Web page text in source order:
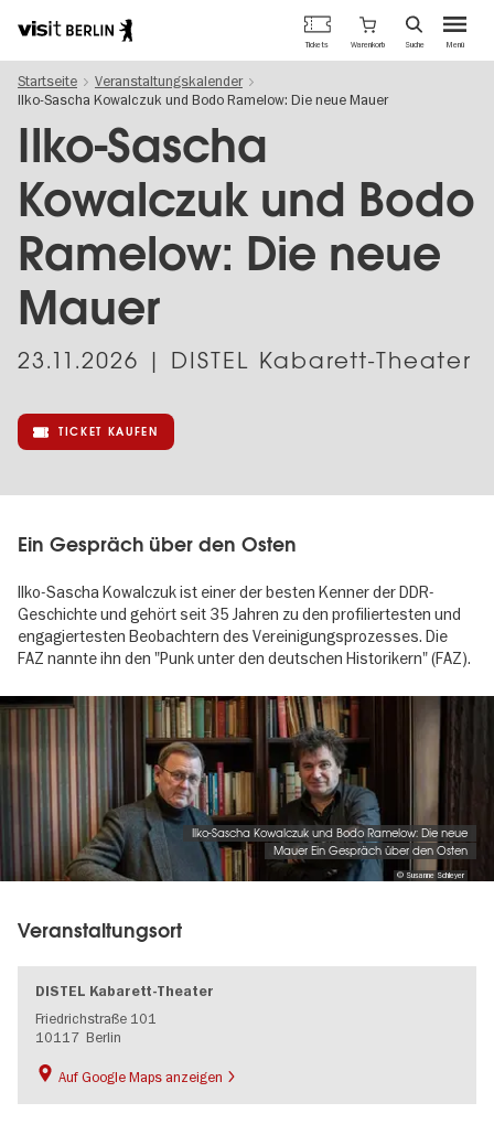
zum
Inhalt
Berlins
offizielles
Tourismusportal
Menü
Tickets Warenkorb Suche
Startseite
Veranstaltungskalender
Ilko-Sascha Kowalczuk und Bodo Ramelow: Die neue Mauer
Ilko-Sascha
Kowalczuk und Bodo
Ramelow: Die neue
Mauer
23.11.2026 | DISTEL Kabarett-Theater
TICKET KAUFEN
Ein Gespräch über den Osten
Ilko-Sascha Kowalczuk ist einer der besten Kenner der DDR-
Geschichte und gehört seit 35 Jahren zu den profiliertesten und
engagiertesten Beobachtern des Vereinigungsprozesses. Die
FAZ nannte ihn den "Punk unter den deutschen Historikern" (FAZ).
Image
© Susanne Schleyer
Ilko-Sascha Kowalczuk und Bodo Ramelow: Die neue
Mauer Ein Gespräch über den Osten
Veranstaltungsort
DISTEL Kabarett-Theater
Friedrichstraße 101
10117 Berlin
Auf Google Maps anzeigen